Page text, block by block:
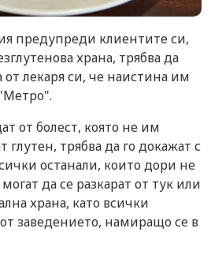
предупреди клиентите си,
храна, трябва да
от лекаря си, че наистина им
от болест, която не им
глутен, трябва да го докажат с
останали, които дори не
да се разкарат от тук или
храна, като всички
заведението, намиращо се в